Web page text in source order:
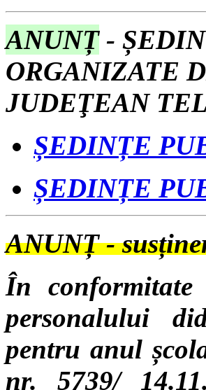
ANUNȚ-
ORGANIZATE
JUDEŢEAN
ȘEDINȚE
ȘEDINȚE
ANUNȚ -
În
personalului
pentru anul
nr. 5739/